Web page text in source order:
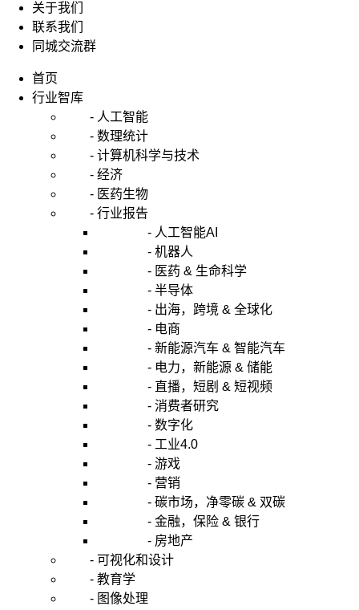
关于我们
联系我们
同城交流群
首页
行业智库
- 人工智能
- 数理统计
- 计算机科学与技术
- 经济
- 医药生物
- 行业报告
- 人工智能AI
- 机器人
- 医药 & 生命科学
- 半导体
- 出海，跨境 & 全球化
- 电商
- 新能源汽车 & 智能汽车
- 电力，新能源 & 储能
- 直播，短剧 & 短视频
- 消费者研究
- 数字化
- 工业4.0
- 游戏
- 营销
- 碳市场，净零碳 & 双碳
- 金融，保险 & 银行
- 房地产
- 可视化和设计
- 教育学
- 图像处理